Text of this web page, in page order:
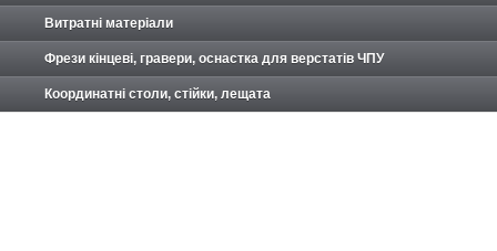
Витратні матеріали
Фрези кінцеві, гравери, оснастка для верстатів ЧПУ
Координатні столи, стійки, лещата